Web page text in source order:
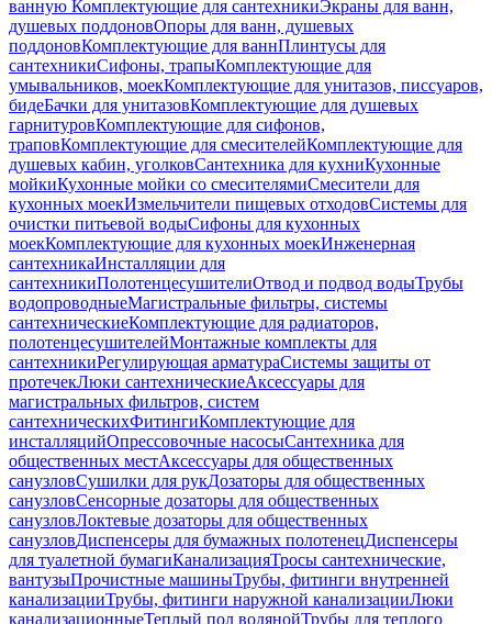
ванную Комплектующие для сантехникиЭкраны для ванн,
душевых поддоновОпоры для ванн, душевых
поддоновКомплектующие для ваннПлинтусы для
сантехникиСифоны, трапыКомплектующие для
умывальников, моекКомплектующие для унитазов, писсуаров,
бидеБачки для унитазовКомплектующие для душевых
гарнитуровКомплектующие для сифонов,
траповКомплектующие для смесителейКомплектующие для
душевых кабин, уголковСантехника для кухниКухонные
мойкиКухонные мойки со смесителямиСмесители для
кухонных моекИзмельчители пищевых отходовСистемы для
очистки питьевой водыСифоны для кухонных
моекКомплектующие для кухонных моекИнженерная
сантехникаИнсталляции для
сантехникиПолотенцесушителиОтвод и подвод водыТрубы
водопроводныеМагистральные фильтры, системы
сантехническиеКомплектующие для радиаторов,
полотенцесушителейМонтажные комплекты для
сантехникиРегулирующая арматураСистемы защиты от
протечекЛюки сантехническиеАксессуары для
магистральных фильтров, систем
сантехническихФитингиКомплектующие для
инсталляцийОпрессовочные насосыСантехника для
общественных местАксессуары для общественных
санузловСушилки для рукДозаторы для общественных
санузловСенсорные дозаторы для общественных
санузловЛоктевые дозаторы для общественных
санузловДиспенсеры для бумажных полотенецДиспенсеры
для туалетной бумагиКанализацияТросы сантехнические,
вантузыПрочистные машиныТрубы, фитинги внутренней
канализацииТрубы, фитинги наружной канализацииЛюки
канализационныеТеплый пол водянойТрубы для теплого